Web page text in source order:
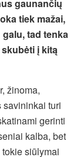
gaunančių
tiek mažai,
tad tenka
į kitą
žinoma,
savininkai turi
gerinti
kalba, bet
siūlymai